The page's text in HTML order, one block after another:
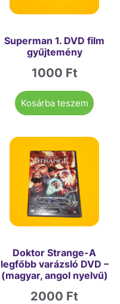
Superman 1. DVD film
gyűjtemény
1000 Ft
Kosárba teszem
Doktor Strange-A
legfőbb varázsló DVD –
(magyar, angol nyelvű)
2000 Ft